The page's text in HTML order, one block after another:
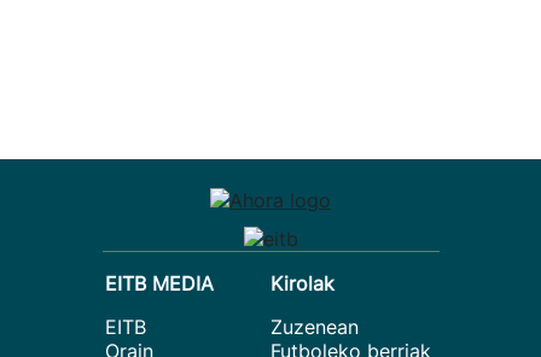
EITB MEDIA
EITB
Orain
Kirolak
Zuzenean
Futboleko berriak